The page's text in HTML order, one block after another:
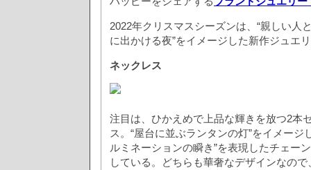
2022年クリスマスシーズンは、“親しい人
に出かける夜”をイメージした新作ジュエ
ネックレス
注目は、ひかえめで上品な輝きを放つ2本
ス。“屋台に並ぶランタンの灯”をイメージ
ルミネーションの瞬き”を表現したチェー
している。どちらも華奢なデザインなの